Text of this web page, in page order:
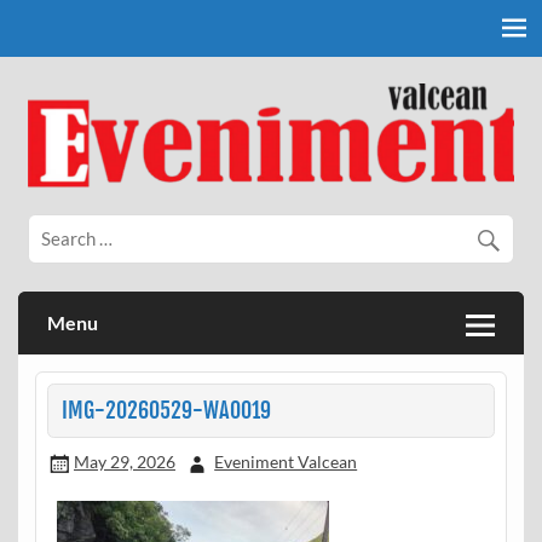
Eveniment Valcean
Menu
IMG-20260529-WA0019
May 29, 2026 Eveniment Valcean